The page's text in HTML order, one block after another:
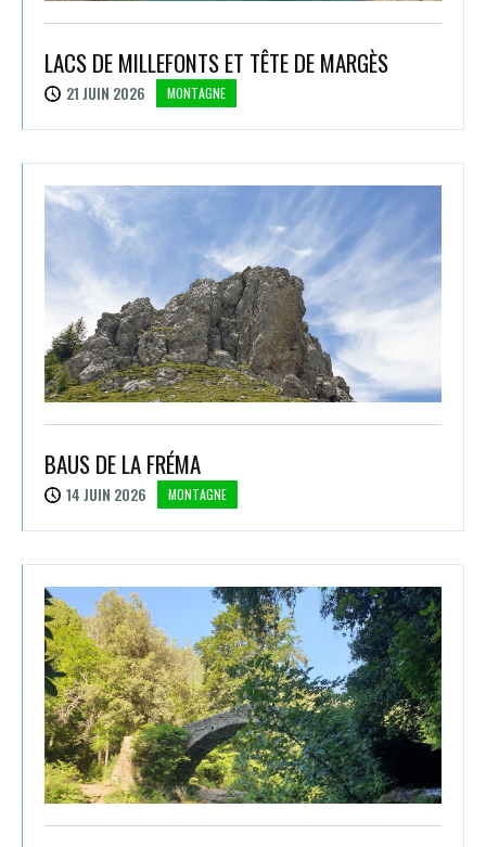
LACS DE MILLEFONTS ET TÊTE DE MARGÈS
21 JUIN 2026 MONTAGNE
BAUS DE LA FRÉMA
14 JUIN 2026 MONTAGNE